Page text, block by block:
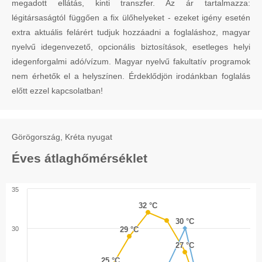
megadott ellátás, kinti transzfer. Az ár tartalmazza:
légitársaságtól függően a fix ülőhelyeket - ezeket igény esetén
extra aktuális felárért tudjuk hozzáadni a foglaláshoz, magyar
nyelvű idegenvezető, opcionális biztosítások, esetleges helyi
idegenforgalmi adó/vízum. Magyar nyelvű fakultatív programok
nem érhetők el a helyszínen. Érdeklődjön irodánkban foglalás
előtt ezzel kapcsolatban!
Görögország, Kréta nyugat
Éves átlaghőmérséklet
29 °C
29 °C
32 °C
32 °C
27 °C
27 °C
30 °C
30 °C
30
35